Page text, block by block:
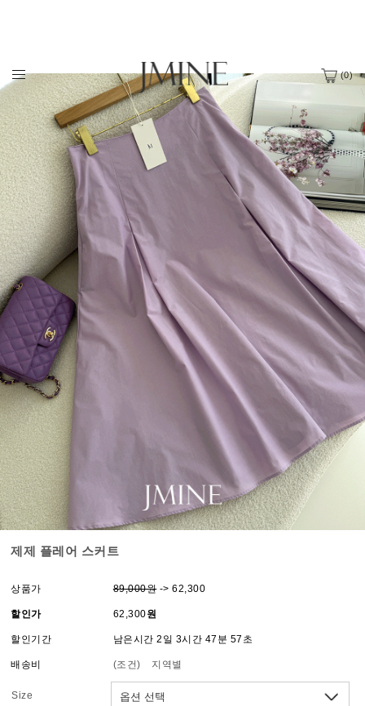
(0)
제제 플레어 스커트
상품가 89,000원-> 62,300
할인가 62,300원
할인기간 남은시간 2일 3시간 47분 57초
배송비 (조건) 지역별
Size